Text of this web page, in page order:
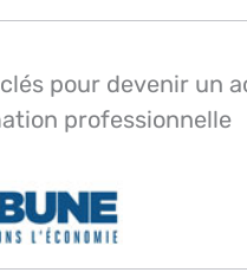
pour devenir un
professionnelle